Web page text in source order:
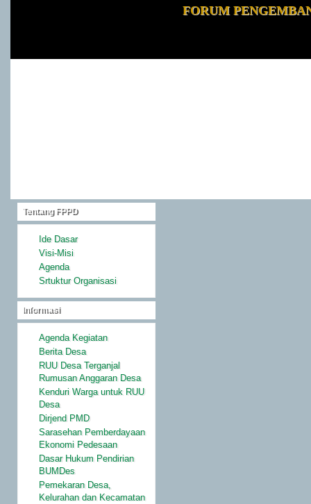
FORUM
Tentang FPPD
Ide Dasar
Visi-Misi
Agenda
Srtuktur Organisasi
Informasi
Agenda Kegiatan
Berita Desa
RUU Desa Terganjal
Rumusan Anggaran Desa
Kenduri Warga untuk RUU
Desa
Dirjend PMD
Sarasehan Pemberdayaan
Ekonomi Pedesaan
Dasar Hukum Pendirian
BUMDes
Pemekaran Desa,
Kelurahan dan Kecamatan